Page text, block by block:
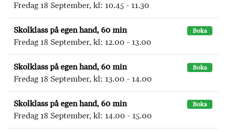
Fredag 18 September, kl: 10.45 - 11.30
Skolklass på egen hand, 60 min Boka
Fredag 18 September, kl: 12.00 - 13.00
Skolklass på egen hand, 60 min Boka
Fredag 18 September, kl: 13.00 - 14.00
Skolklass på egen hand, 60 min Boka
Fredag 18 September, kl: 14.00 - 15.00